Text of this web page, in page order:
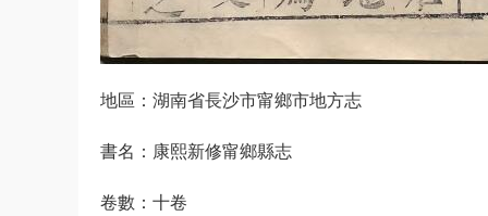
地區：湖南省長沙市甯鄉市地方志
書名：康熙新修甯鄉縣志
卷數：十卷